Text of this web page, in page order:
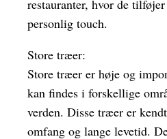
restauranter, hvor de
personlig touch.
Store træer:
Store træer er høje og
kan findes i forskellige
verden. Disse træer er
omfang og lange levetid.